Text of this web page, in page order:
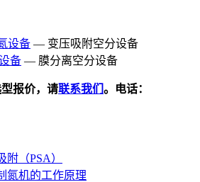
设备 — 变压吸附空分设备
备 — 膜分离空分设备
报价，请联系我们 。电话：
（PSA）
氮机的工作原理